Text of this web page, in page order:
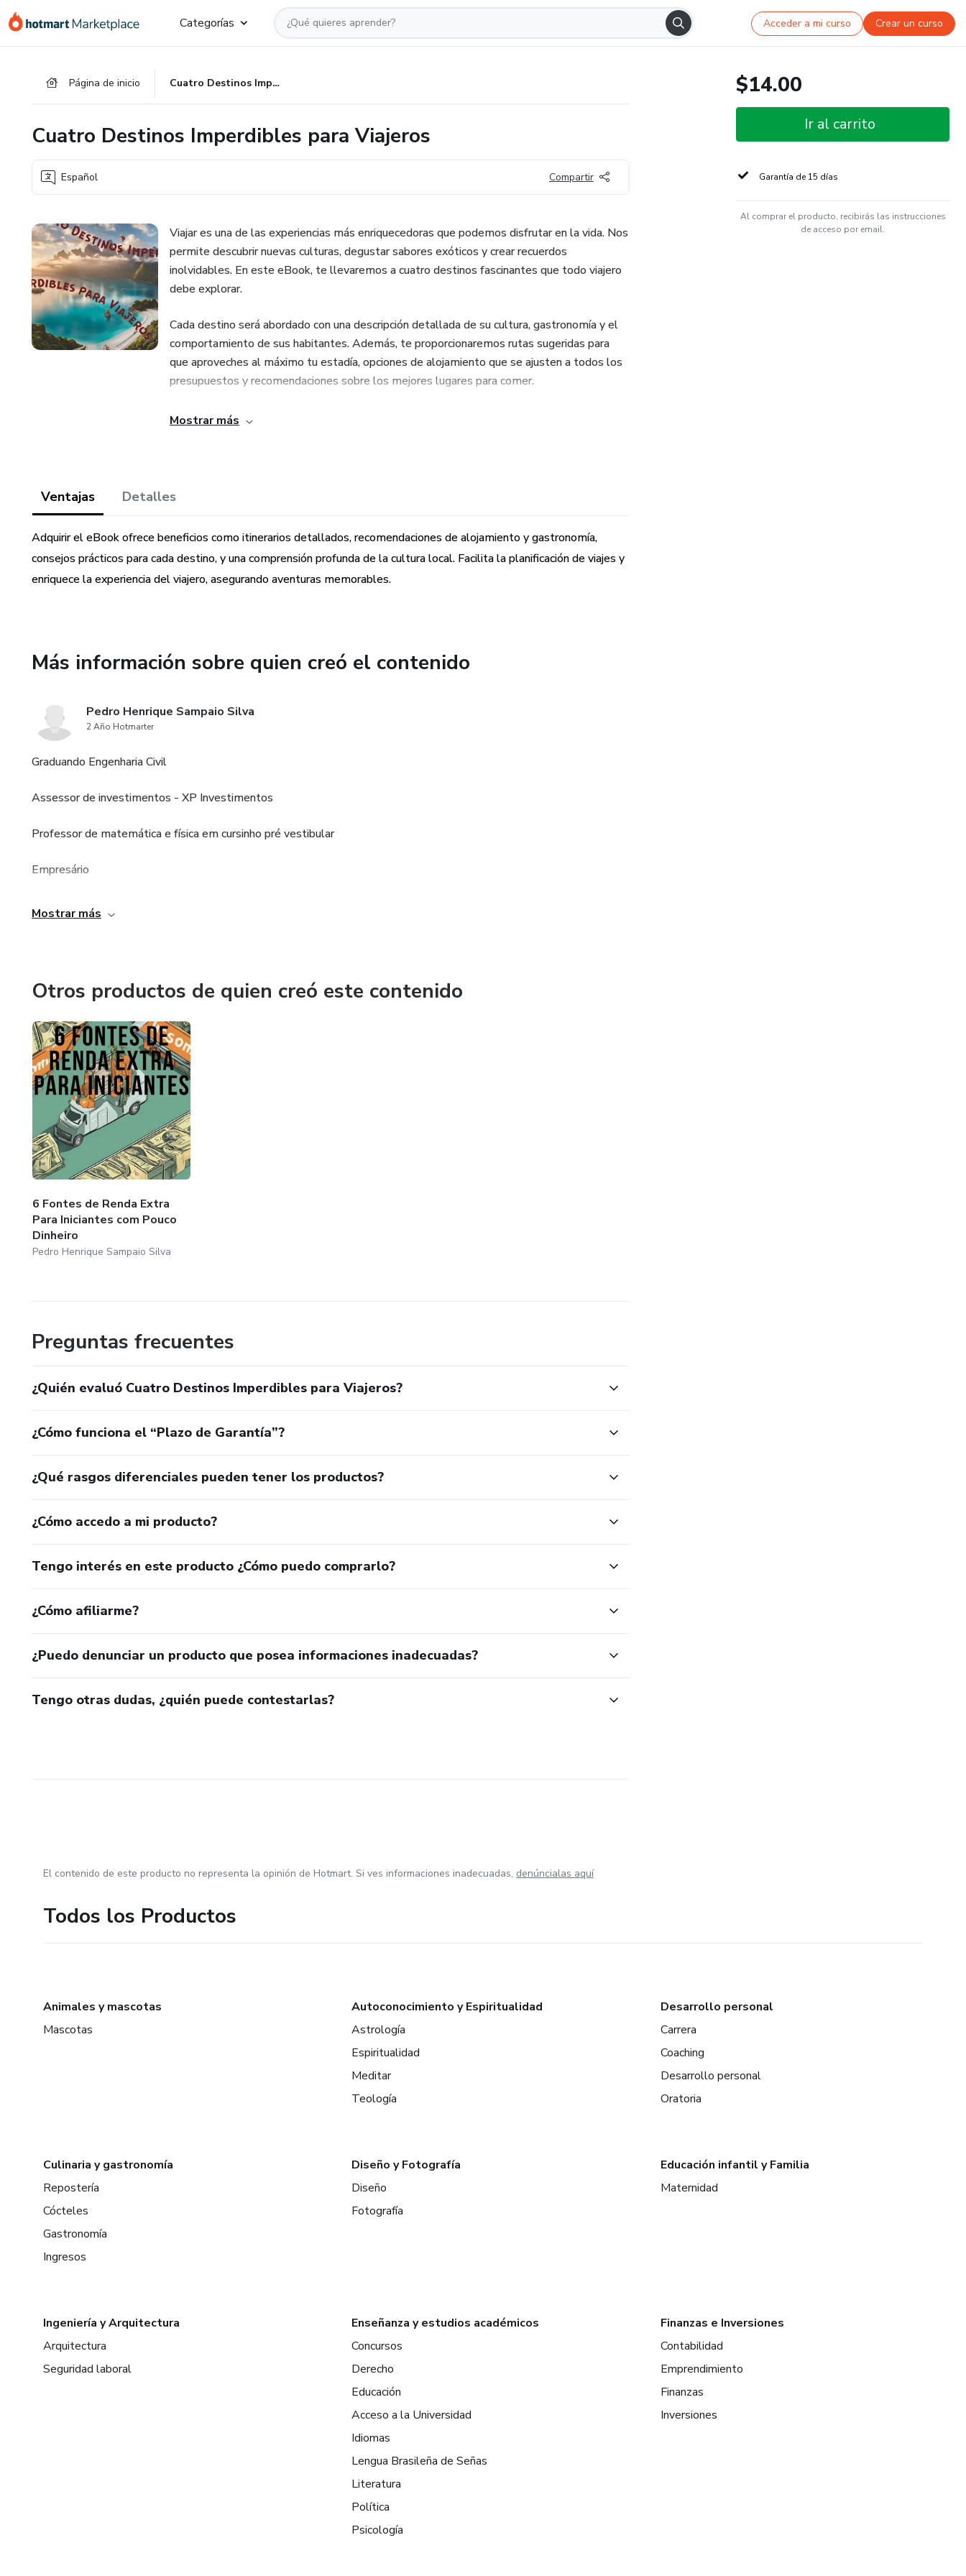
Categorías Acceder a mi curso Crear un curso
Página de inicio Cuatro Destinos Imperdibles para Viajeros
Cuatro Destinos Imperdibles para Viajeros
Español Compartir
Viajar es una de las experiencias más enriquecedoras que podemos disfrutar en la vida. Nos
permite descubrir nuevas culturas, degustar sabores exóticos y crear recuerdos
inolvidables. En este eBook, te llevaremos a cuatro destinos fascinantes que todo viajero
debe explorar.
Cada destino será abordado con una descripción detallada de su cultura, gastronomía y el
comportamiento de sus habitantes. Además, te proporcionaremos rutas sugeridas para
que aproveches al máximo tu estadía, opciones de alojamiento que se ajusten a todos los
presupuestos y recomendaciones sobre los mejores lugares para comer.
Te revelaremos los principales atractivos turísticos, así como algunos consejos prácticos
Mostrar más
Ventajas Detalles
Adquirir el eBook ofrece beneficios como itinerarios detallados, recomendaciones de alojamiento y gastronomía,
consejos prácticos para cada destino, y una comprensión profunda de la cultura local. Facilita la planificación de viajes y
enriquece la experiencia del viajero, asegurando aventuras memorables.
Más información sobre quien creó el contenido
Pedro Henrique Sampaio Silva
2 Año Hotmarter
Graduando Engenharia Civil
Assessor de investimentos - XP Investimentos
Professor de matemática e física em cursinho pré vestibular
Empresário
Mostrar más
Otros productos de quien creó este contenido
6 Fontes de Renda Extra
Para Iniciantes com Pouco
Dinheiro
Pedro Henrique Sampaio Silva
Preguntas frecuentes
¿Quién evaluó Cuatro Destinos Imperdibles para Viajeros?
¿Cómo funciona el “Plazo de Garantía”?
¿Qué rasgos diferenciales pueden tener los productos?
¿Cómo accedo a mi producto?
Tengo interés en este producto ¿Cómo puedo comprarlo?
¿Cómo afiliarme?
¿Puedo denunciar un producto que posea informaciones inadecuadas?
Tengo otras dudas, ¿quién puede contestarlas?
$14.00
Ir al carrito
Garantía de 15 días
Al comprar el producto, recibirás las instrucciones
de acceso por email.
El contenido de este producto no representa la opinión de Hotmart. Si ves informaciones inadecuadas, denúncialas aquí
Todos los Productos
Animales y mascotas
Mascotas
Autoconocimiento y Espiritualidad
Astrología
Espiritualidad
Meditar
Teología
Desarrollo personal
Carrera
Coaching
Desarrollo personal
Oratoria
Culinaria y gastronomía
Repostería
Cócteles
Gastronomía
Ingresos
Diseño y Fotografía
Diseño
Fotografía
Educación infantil y Familia
Maternidad
Ingeniería y Arquitectura
Arquitectura
Seguridad laboral
Enseñanza y estudios académicos
Concursos
Derecho
Educación
Acceso a la Universidad
Idiomas
Lengua Brasileña de Señas
Literatura
Política
Psicología
Finanzas e Inversiones
Contabilidad
Emprendimiento
Finanzas
Inversiones